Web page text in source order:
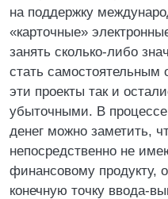
на поддержку
«карточные»
занять сколько-либо
стать
эти проекты так и
убыточными. В
денег можно заметить,
непосредственно не
финансовому продукту,
конечную точку ввода-